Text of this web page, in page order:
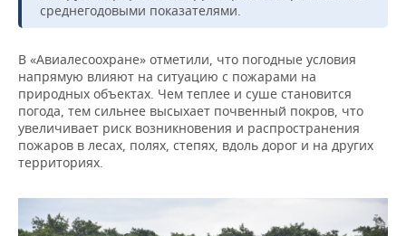
ХОККЕЙ С МЯЧОМ
ПРОИСШЕСТВИЯ
среднегодовыми показателями.
В «Авиалесоохране» отметили, что погодные условия
напрямую влияют на ситуацию с пожарами на
природных объектах. Чем теплее и суше становится
погода, тем сильнее высыхает почвенный покров, что
увеличивает риск возникновения и распространения
пожаров в лесах, полях, степях, вдоль дорог и на других
территориях.